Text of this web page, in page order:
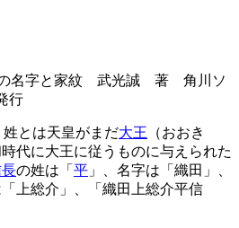
名字と家紋 武光誠 著 角川ソ
行
とは天皇がまだ大王 （おおき
代に大王に従うものに与えられた
の姓は「 平 」、名字は「織田」、
上総介」、「織田上総介平信